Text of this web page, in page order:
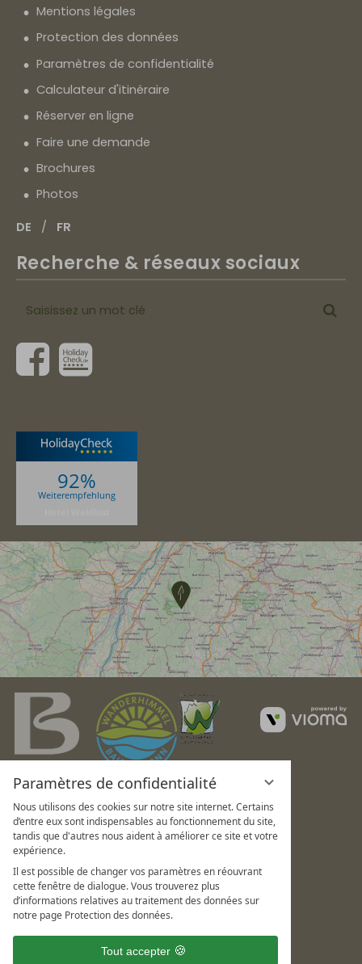
Paramètres de confidentialité
Nous utilisons des cookies sur notre site internet. Certains
d’entre eux sont indispensables au fonctionnement du site,
tandis que d'autres nous aident à améliorer ce site et votre
expérience.
Il est possible de changer vos paramètres en réouvrant
cette fenêtre de dialogue. Vous trouverez plus
d’informations relatives au traitement des données sur
notre page Protection des données.
Tout accepter
Mentions légales
Protection des données
Paramètres de confidentialité
Calculateur d'itinéraire
Réserver en ligne
Faire une demande
Brochures
Photos
DE FR
Recherche & réseaux sociaux
mot
clé
92%
Weiterempfehlung